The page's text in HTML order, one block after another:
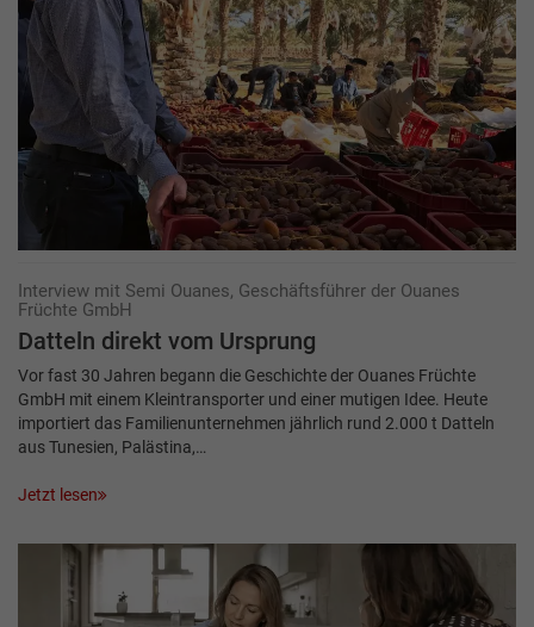
Interview mit Semi Ouanes, Geschäftsführer der Ouanes
Früchte GmbH
Datteln direkt vom Ursprung
Vor fast 30 Jahren begann die Geschichte der Ouanes Früchte
GmbH mit einem Kleintransporter und einer mutigen Idee. Heute
importiert das Familienunternehmen jährlich rund 2.000 t Datteln
aus Tunesien, Palästina,…
Jetzt lesen